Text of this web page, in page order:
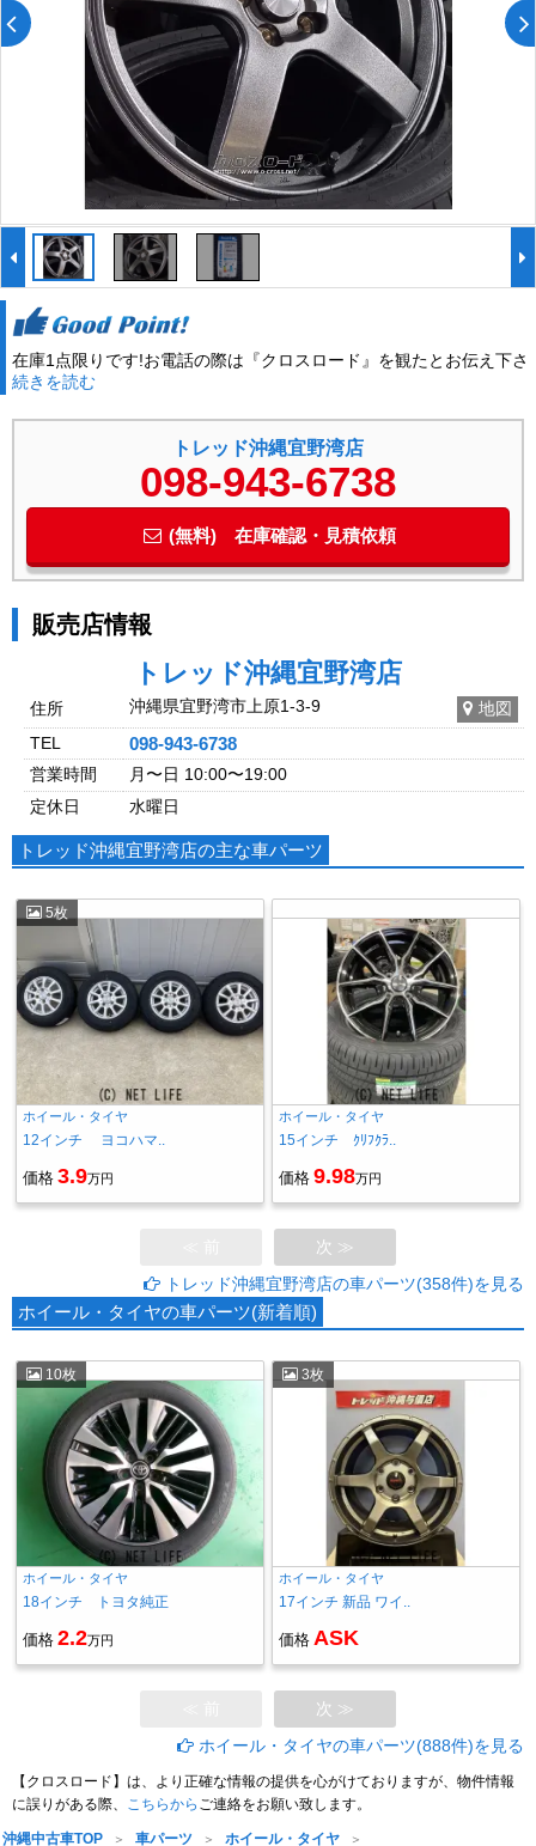
在庫1点限りです!お電話の際は『クロスロード』を観たとお伝え下さ
い。32722
続きを読む
トレッド沖縄宜野湾店
098-943-6738
(無料) 在庫確認・見積依頼
販売店情報
トレッド沖縄宜野湾店
住所 沖縄県宜野湾市上原1-3-9
地図
TEL
098-943-6738
営業時間
月〜日 10:00〜19:00
定休日
水曜日
トレッド沖縄宜野湾店の主な車パーツ
5枚
ホイール・タイヤ
12インチ ヨコハマ..
価格 3.9万円
ホイール・タイヤ
15インチ ｸﾘﾌｸﾗ..
価格 9.98万円
次 ≫
トレッド沖縄宜野湾店の車パーツ(358件)を見る
ホイール・タイヤの車パーツ(新着順)
10枚
ホイール・タイヤ
18インチ トヨタ純正
価格 2.2万円
3枚
ホイール・タイヤ
17インチ 新品 ワイ..
価格 ASK
次 ≫
ホイール・タイヤの車パーツ(888件)を見る
【クロスロード】は、より正確な情報の提供を心がけておりますが、物件情報
に誤りがある際、 こちらから ご連絡をお願い致します。
沖縄中古車TOP 車パーツ ホイール・タイヤ